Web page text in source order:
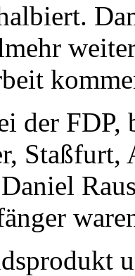
der FDP,